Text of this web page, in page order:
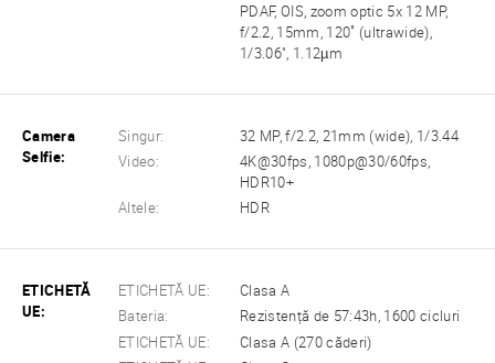
PDAF, OIS, zoom optic 5x 12 MP,
f/2.2, 15mm, 120˚ (ultrawide),
1/3.06", 1.12µm
Camera
Selfie:
Singur:
32 MP, f/2.2, 21mm (wide), 1/3.44
Video:
4K@30fps, 1080p@30/60fps,
HDR10+
Altele:
HDR
ETICHETĂ
UE:
ETICHETĂ UE:
Clasa A
Bateria:
Rezistență de 57:43h, 1600 cicluri
ETICHETĂ UE:
Clasa A (270 căderi)